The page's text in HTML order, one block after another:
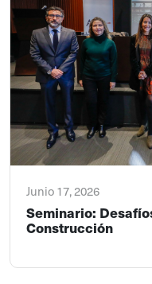
Junio 17, 2026
Seminario:
Construcción